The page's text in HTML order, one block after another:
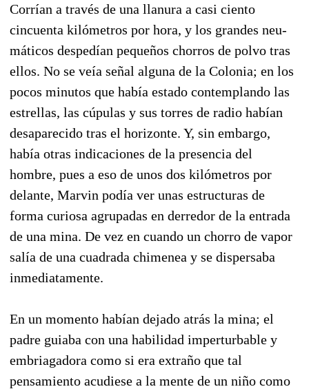
Corrían a través de una llanura a casi ciento
cincuenta kilómetros por hora, y los grandes neu­
máticos despedían pequeños chorros de polvo tras
ellos. No se veía señal alguna de la Colonia; en los
pocos minutos que había estado contemplando las
estrellas, las cúpulas y sus torres de radio ha­bían
desaparecido tras el horizonte. Y, sin embar­go,
había otras indicaciones de la presencia del
hombre, pues a eso de unos dos kilómetros por
delante, Marvin podía ver unas estructuras de
forma curiosa agrupadas en derredor de la entra­da
de una mina. De vez en cuando un chorro de vapor
salía de una cuadrada chimenea y se dis­persaba
inmediatamente.
En un momento habían dejado atrás la mina; el
padre guiaba con una habilidad imperturbable y
embriagadora como si era extraño que tal
pensamiento acudiese a la mente de un niño como